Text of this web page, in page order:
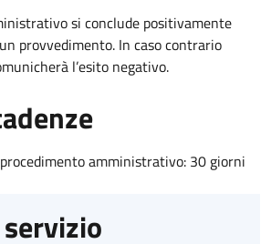
si conclude positivamente
provvedimento. In caso contrario
l’esito negativo.
amministrativo: 30 giorni